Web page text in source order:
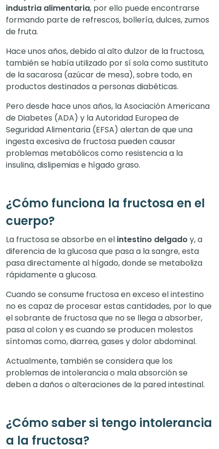
industria alimentaria, por ello puede encontrarse
formando parte de refrescos, bollería, dulces, zumos
de fruta.
Hace unos años, debido al alto dulzor de la fructosa,
también se había utilizado por sí sola como sustituto
de la sacarosa (azúcar de mesa), sobre todo, en
productos destinados a personas diabéticas.
Pero desde hace unos años, la Asociación Americana
de Diabetes (ADA) y la Autoridad Europea de
Seguridad Alimentaria (EFSA) alertan de que una
ingesta excesiva de fructosa pueden causar
problemas metabólicos como resistencia a la
insulina, dislipemias e hígado graso.
¿Cómo funciona la fructosa en el
cuerpo?
La fructosa se absorbe en el intestino delgado y, a
diferencia de la glucosa que pasa a la sangre, esta
pasa directamente al hígado, donde se metaboliza
rápidamente a glucosa.
Cuando se consume fructosa en exceso el intestino
no es capaz de procesar estas cantidades, por lo que
el sobrante de fructosa que no se llega a absorber,
pasa al colon y es cuando se producen molestos
síntomas como, diarrea, gases y dolor abdominal.
Actualmente, también se considera que los
problemas de intolerancia o mala absorción se
deben a daños o alteraciones de la pared intestinal.
¿Cómo saber si tengo intolerancia
a la fructosa?